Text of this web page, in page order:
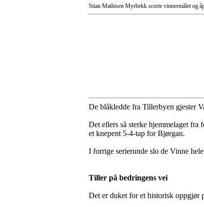
Stian Mathisen Myrbekk scorte vinnermålet og
De blåkledde fra Tillerbyen gjester
Det ellers så sterke hjemmelaget
et knepent 5-4-tap for Bjørgan.
I forrige serierunde slo de Vinne
Tiller på bedringens vei
Det er duket for et historisk oppgjør